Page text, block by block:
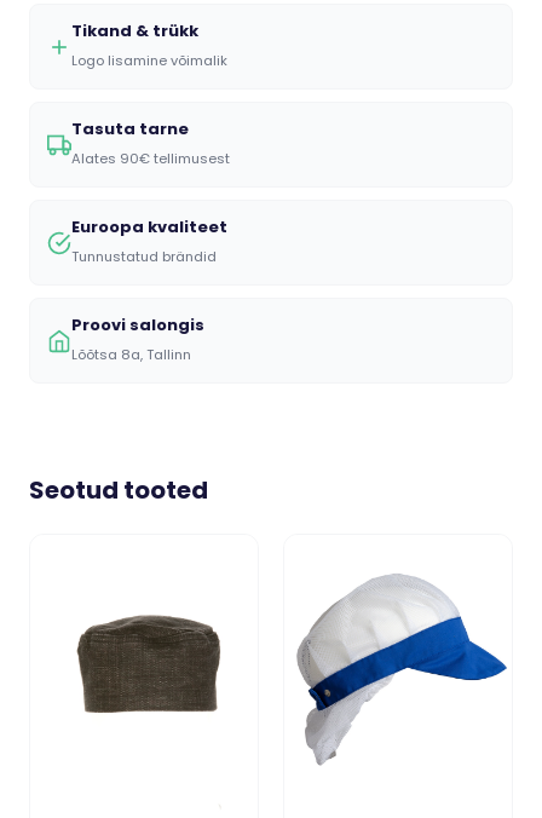
Tikand & trükk
Logo lisamine võimalik
Tasuta tarne
Alates 90€ tellimusest
Euroopa kvaliteet
Tunnustatud brändid
Proovi salongis
Lõõtsa 8a, Tallinn
Seotud tooted